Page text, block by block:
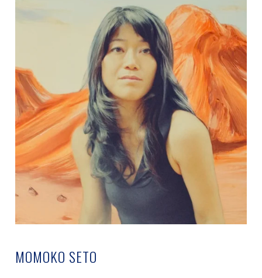
MOMOKO SETO